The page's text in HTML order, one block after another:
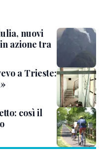
nuovi
azione tra
a Trieste:
così il